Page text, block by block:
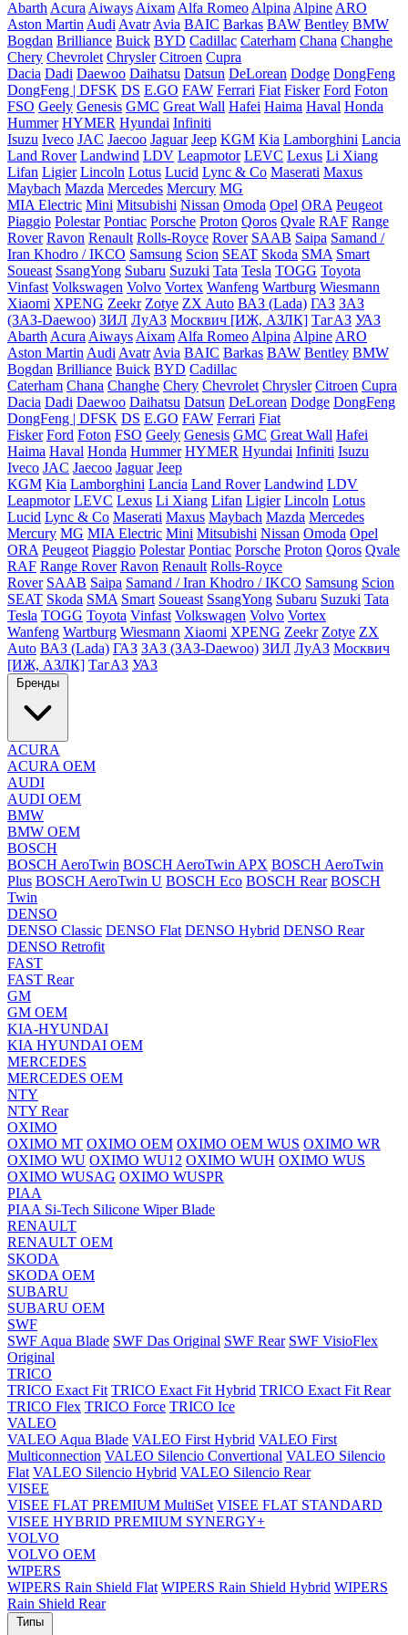
Abarth Acura Aiways Aixam Alfa Romeo Alpina Alpine ARO
Aston Martin Audi Avatr Avia BAIC Barkas BAW Bentley BMW
Bogdan Brilliance Buick BYD Cadillac Caterham Chana Changhe
Chery Chevrolet Chrysler Citroen Cupra
Dacia Dadi Daewoo Daihatsu Datsun DeLorean Dodge DongFeng
DongFeng | DFSK DS E.GO FAW Ferrari Fiat Fisker Ford Foton
FSO Geely Genesis GMC Great Wall Hafei Haima Haval Honda
Hummer HYMER Hyundai Infiniti
Isuzu Iveco JAC Jaecoo Jaguar Jeep KGM Kia Lamborghini Lancia
Land Rover Landwind LDV Leapmotor LEVC Lexus Li Xiang
Lifan Ligier Lincoln Lotus Lucid Lync & Co Maserati Maxus
Maybach Mazda Mercedes Mercury MG
MIA Electric Mini Mitsubishi Nissan Omoda Opel ORA Peugeot
Piaggio Polestar Pontiac Porsche Proton Qoros Qvale RAF Range
Rover Ravon Renault Rolls-Royce Rover SAAB Saipa Samand /
Iran Khodro / IKCO Samsung Scion SEAT Skoda SMA Smart
Soueast SsangYong Subaru Suzuki Tata Tesla TOGG Toyota
Vinfast Volkswagen Volvo Vortex Wanfeng Wartburg Wiesmann
Xiaomi XPENG Zeekr Zotye ZX Auto ВАЗ (Lada) ГАЗ ЗАЗ
(ЗАЗ-Daewoo) ЗИЛ ЛуАЗ Москвич [ИЖ, АЗЛК] ТагАЗ УАЗ
Abarth Acura Aiways Aixam Alfa Romeo Alpina Alpine ARO
Aston Martin Audi Avatr Avia BAIC Barkas BAW Bentley BMW
Bogdan Brilliance Buick BYD Cadillac
Caterham Chana Changhe Chery Chevrolet Chrysler Citroen Cupra
Dacia Dadi Daewoo Daihatsu Datsun DeLorean Dodge DongFeng
DongFeng | DFSK DS E.GO FAW Ferrari Fiat
Fisker Ford Foton FSO Geely Genesis GMC Great Wall Hafei
Haima Haval Honda Hummer HYMER Hyundai Infiniti Isuzu
Iveco JAC Jaecoo Jaguar Jeep
KGM Kia Lamborghini Lancia Land Rover Landwind LDV
Leapmotor LEVC Lexus Li Xiang Lifan Ligier Lincoln Lotus
Lucid Lync & Co Maserati Maxus Maybach Mazda Mercedes
Mercury MG MIA Electric Mini Mitsubishi Nissan Omoda Opel
ORA Peugeot Piaggio Polestar Pontiac Porsche Proton Qoros Qvale
RAF Range Rover Ravon Renault Rolls-Royce
Rover SAAB Saipa Samand / Iran Khodro / IKCO Samsung Scion
SEAT Skoda SMA Smart Soueast SsangYong Subaru Suzuki Tata
Tesla TOGG Toyota Vinfast Volkswagen Volvo Vortex
Wanfeng Wartburg Wiesmann Xiaomi XPENG Zeekr Zotye ZX
Auto ВАЗ (Lada) ГАЗ ЗАЗ (ЗАЗ-Daewoo) ЗИЛ ЛуАЗ Москвич
[ИЖ, АЗЛК] ТагАЗ УАЗ
Бренды
ACURA
ACURA OEM
AUDI
AUDI OEM
BMW
BMW OEM
BOSCH
BOSCH AeroTwin BOSCH AeroTwin APX BOSCH AeroTwin
Plus BOSCH AeroTwin U BOSCH Eco BOSCH Rear BOSCH
Twin
DENSO
DENSO Classic DENSO Flat DENSO Hybrid DENSO Rear
DENSO Retrofit
FAST
FAST Rear
GM
GM OEM
KIA-HYUNDAI
KIA HYUNDAI OEM
MERCEDES
MERCEDES OEM
NTY
NTY Rear
OXIMO
OXIMO MT OXIMO OEM OXIMO OEM WUS OXIMO WR
OXIMO WU OXIMO WU12 OXIMO WUH OXIMO WUS
OXIMO WUSAG OXIMO WUSPR
PIAA
PIAA Si-Tech Silicone Wiper Blade
RENAULT
RENAULT OEM
SKODA
SKODA OEM
SUBARU
SUBARU OEM
SWF
SWF Aqua Blade SWF Das Original SWF Rear SWF VisioFlex
Original
TRICO
TRICO Exact Fit TRICO Exact Fit Hybrid TRICO Exact Fit Rear
TRICO Flex TRICO Force TRICO Ice
VALEO
VALEO Aqua Blade VALEO First Hybrid VALEO First
Multiconnection VALEO Silencio Convertional VALEO Silencio
Flat VALEO Silencio Hybrid VALEO Silencio Rear
VISEE
VISEE FLAT PREMIUM MultiSet VISEE FLAT STANDARD
VISEE HYBRID PREMIUM SYNERGY+
VOLVO
VOLVO OEM
WIPERS
WIPERS Rain Shield Flat WIPERS Rain Shield Hybrid WIPERS
Rain Shield Rear
Типы